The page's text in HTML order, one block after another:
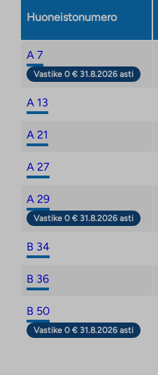
Huoneistonumero
A 7
Vastike 0 € 31.8.2026 asti
A 13
A 21
A 27
A 29
Vastike 0 € 31.8.2026 asti
B 34
B 36
B 50
Vastike 0 € 31.8.2026 asti